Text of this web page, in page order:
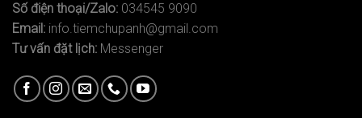
Số điện thoại/Zalo: 034545 9090
Email: info.tiemchupanh@gmail.com
Tư vấn đặt lịch: Messenger